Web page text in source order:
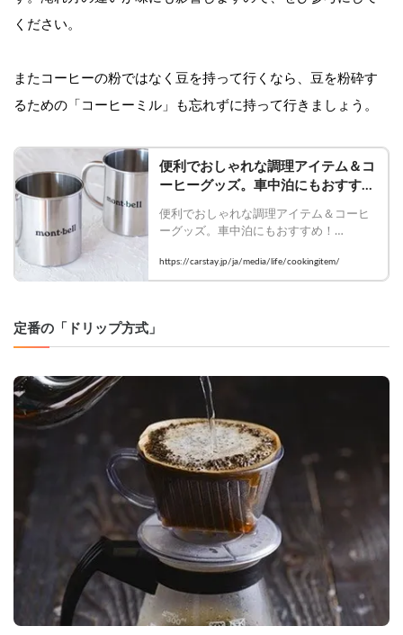
ください。
またコーヒーの粉ではなく豆を持って行くなら、豆を粉砕す
るための「コーヒーミル」も忘れずに持って行きましょう。
便利でおしゃれな調理アイテム＆コ
ーヒーグッズ。車中泊にもおすす
VANLIFE JAPAN
便利でおしゃれな調理アイテム＆コーヒ
ーグッズ。車中泊にもおすすめ！
#モンベル #スノーピーク
https://carstay.jp/ja/media/life/cookingitem/
定番の「ドリップ方式」